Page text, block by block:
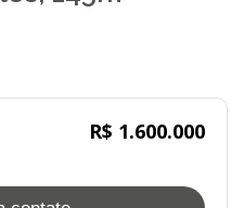
R$ 1.600.000